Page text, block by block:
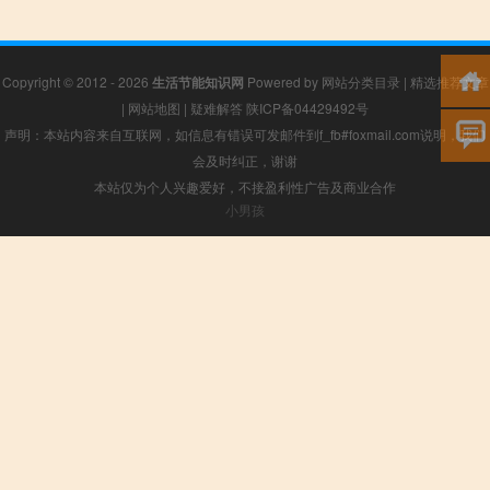
Copyright © 2012 - 2026 生活节能知识网 Powered by 网站分类目录 | 精选推荐文章
| 网站地图 | 疑难解答 陕ICP备04429492号
声明：本站内容来自互联网，如信息有错误可发邮件到f_fb#foxmail.com说明，我们
会及时纠正，谢谢
本站仅为个人兴趣爱好，不接盈利性广告及商业合作
小男孩